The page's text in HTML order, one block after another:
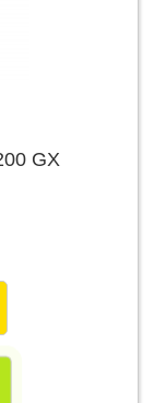
GX